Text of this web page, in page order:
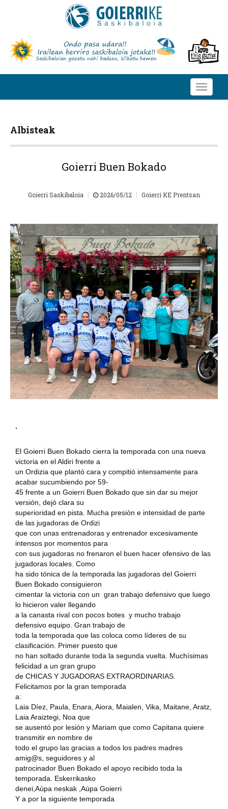
Toggle
Albisteak
Goierri Buen Bokado
Goierri Saskibaloia | 2026/05/12 | Goierri KE Prentsan
.
El Goierri Buen Bokado cierra la temporada con una nueva
victoria en el Aldiri frente a
un Ordizia que plantó cara y compitió intensamente para
acabar sucumbiendo por 59-
45 frente a un Goierri Buen Bokado que sin dar su mejor
versión, dejó clara su
superioridad en pista. Mucha presión e intensidad de parte
de las jugadoras de Ordizi
que con unas entrenadoras y entrenador excesivamente
intensos por momentos para
con sus jugadoras no frenaron el buen hacer ofensivo de las
jugadoras locales. Como
ha sido tónica de la temporada las jugadoras del Goierri
Buen Bokado consiguieron
cimentar la victoria con un gran trabajo defensivo que luego
lo hicieron valer llegando
a la canasta rival con pocos botes y mucho trabajo
defensivo equipo. Gran trabajo de
toda la temporada que las coloca como líderes de su
clasificación. Primer puesto que
no han soltado durante toda la segunda vuelta. Muchísimas
felicidad a un gran grupo
de CHICAS Y JUGADORAS EXTRAORDINARIAS.
Felicitamos por la gran temporada
a:
Laia Díez, Paula, Enara, Aiora, Maialen, Vika, Maitane, Aratz,
Laia Araiztegi, Noa que
se ausentó por lesión y Mariam que como Capitana quiere
transmitir en nombre de
todo el grupo las gracias a todos los padres madres
amig@s, seguidores y al
patrocinador Buen Bokado el apoyo recibido toda la
temporada. Eskerrikasko
denei,Aúpa neskak ,Aúpa Goierri
Y a por la siguiente temporada